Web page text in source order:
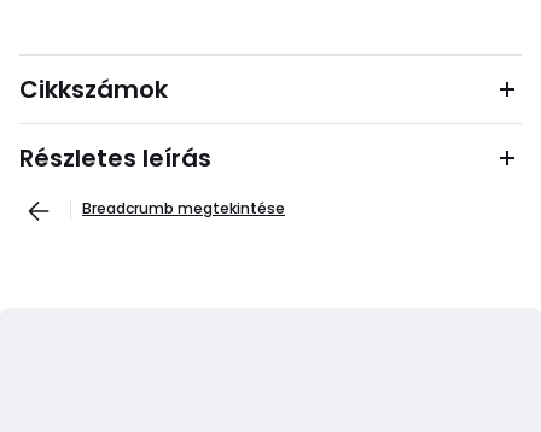
Cikkszámok
Részletes leírás
Breadcrumb megtekintése